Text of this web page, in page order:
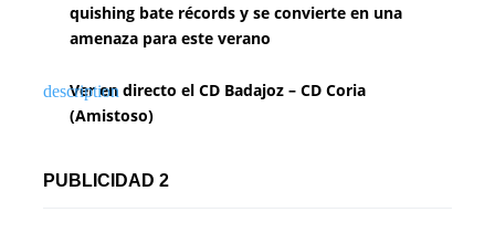
quishing bate récords y se convierte en una
amenaza para este verano
Ver en directo el CD Badajoz – CD Coria
(Amistoso)
PUBLICIDAD 2